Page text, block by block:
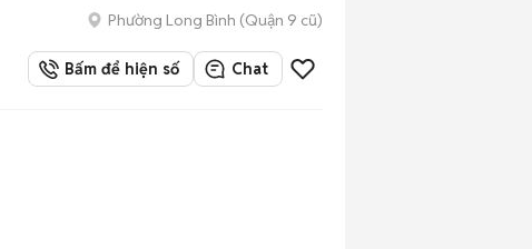
Phường Long Bình (Quận 9 cũ)
Bấm để hiện số Chat